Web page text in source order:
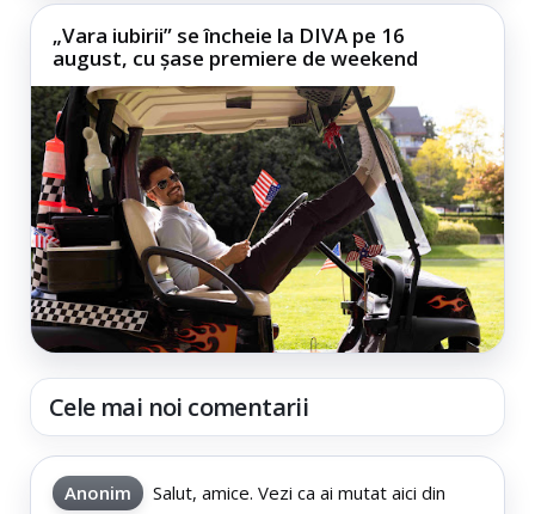
„Vara iubirii” se încheie la DIVA pe 16
august, cu șase premiere de weekend
Cele mai noi comentarii
Anonim
Salut, amice. Vezi ca ai mutat aici din